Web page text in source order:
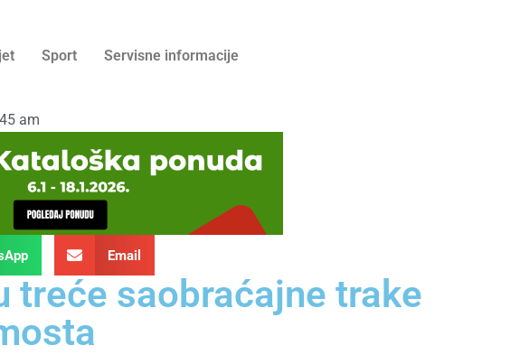
Sport Servisne informacije
am
Email
treće saobraćajne trake